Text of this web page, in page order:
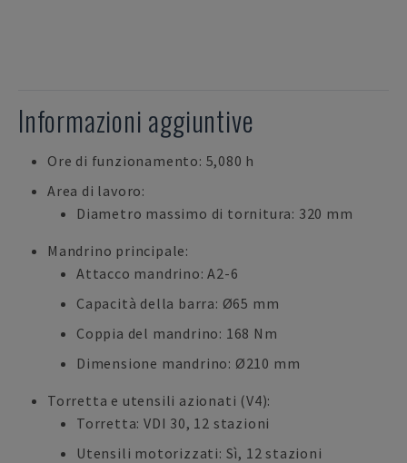
Informazioni aggiuntive
Ore di funzionamento: 5,080 h
Area di lavoro:
Diametro massimo di tornitura: 320 mm
Mandrino principale:
Attacco mandrino: A2-6
Capacità della barra: Ø65 mm
Coppia del mandrino: 168 Nm
Dimensione mandrino: Ø210 mm
Torretta e utensili azionati (V4):
Torretta: VDI 30, 12 stazioni
Utensili motorizzati: Sì, 12 stazioni